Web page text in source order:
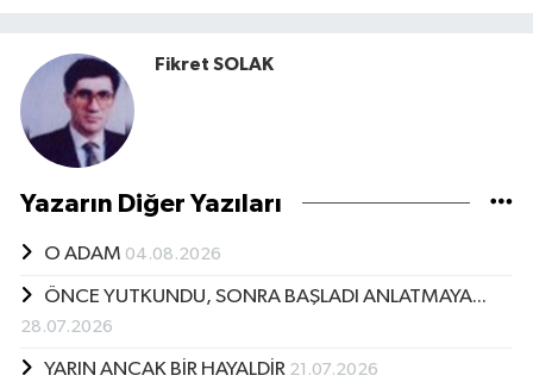
Fikret SOLAK
Yazarın Diğer Yazıları
O ADAM 04.08.2026
ÖNCE YUTKUNDU, SONRA BAŞLADI ANLATMAYA...
28.07.2026
YARIN ANCAK BİR HAYALDİR 21.07.2026